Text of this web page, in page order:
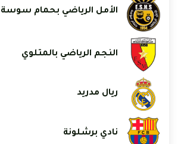
الأمل الرياضي بحمام سوسة
النجم الرياضي بالمتلوي
ريال مدريد
نادي برشلونة